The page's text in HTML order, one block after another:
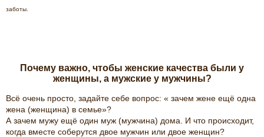
заботы.
Почему важно, чтобы женские качества были у
женщины, а мужские у мужчины?
Всё очень просто, задайте себе вопрос: « зачем жене ещё одна
жена (женщина) в семье»?
А зачем мужу ещё один муж (мужчина) дома. И что происходит,
когда вместе соберутся двое мужчин или двое женщин?